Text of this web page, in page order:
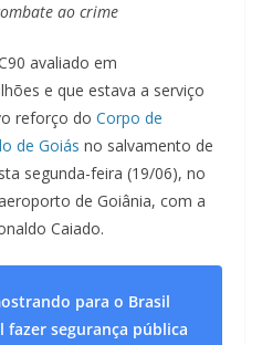
ao crime
avaliado em
e que estava a serviço
reforço do Corpo de
de Goiás no salvamento de
segunda-feira (19/06), no
de Goiânia, com a
Caiado.
para o Brasil
fazer segurança pública